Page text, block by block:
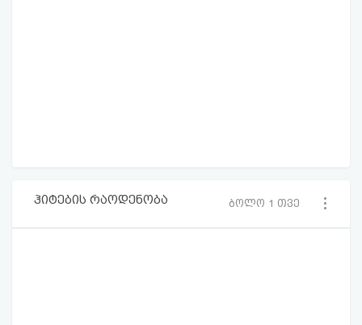
ჰიტების რაოდენობა ბოლო 1 თვე